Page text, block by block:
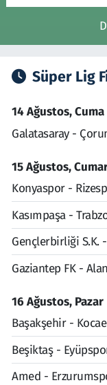
Süper Lig
14 Ağustos, Cuma
Galatasaray -
15 Ağustos,
Konyaspor -
Kasımpaşa -
Gençlerbirliği S.K.
Gaziantep FK -
16 Ağustos, Pazar
Başakşehir -
Beşiktaş -
Amed -